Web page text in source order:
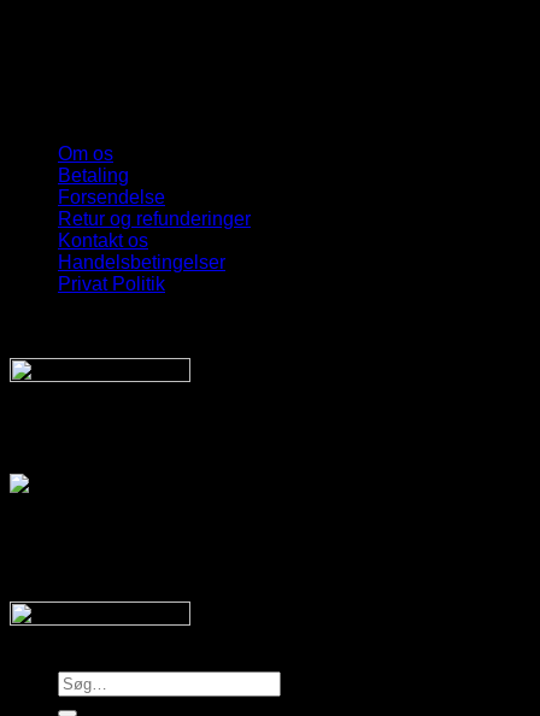
Om os
Betaling
Forsendelse
Retur og refunderinger
Kontakt os
Handelsbetingelser
Privat Politik
Søg
efter: